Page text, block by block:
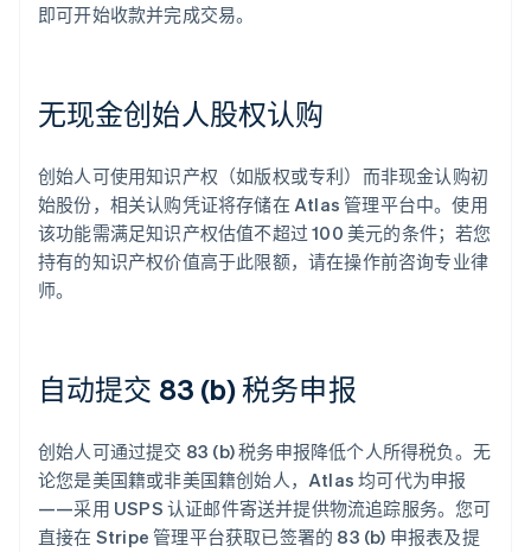
即可开始收款并完成交易。
无现金创始人股权认购
创始人可使用知识产权（如版权或专利）而非现金认购初
始股份，相关认购凭证将存储在 Atlas 管理平台中。使用
该功能需满足知识产权估值不超过 100 美元的条件；若您
持有的知识产权价值高于此限额，请在操作前咨询专业律
师。
自动提交 83 (b) 税务申报
创始人可通过提交 83 (b) 税务申报降低个人所得税负。无
论您是美国籍或非美国籍创始人，Atlas 均可代为申报
——采用 USPS 认证邮件寄送并提供物流追踪服务。您可
直接在 Stripe 管理平台获取已签署的 83 (b) 申报表及提